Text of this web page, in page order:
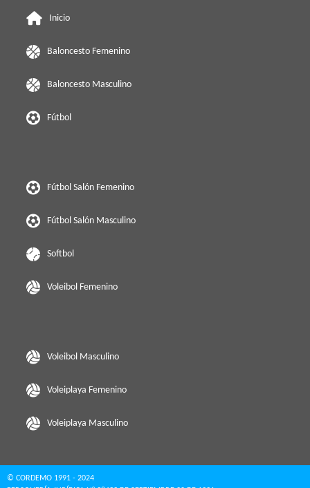
Inicio
Baloncesto Femenino
Baloncesto Masculino
Fútbol
Fútbol Salón Femenino
Fútbol Salón Masculino
Softbol
Voleibol Femenino
Voleibol Masculino
Voleiplaya Femenino
Voleiplaya Masculino